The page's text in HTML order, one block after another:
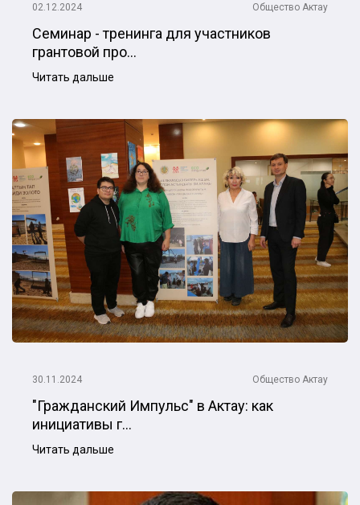
02.12.2024 Общество Актау
Cеминар - тренинга для участников
грантовой про...
Читать дальше
30.11.2024 Общество Актау
"Гражданский Импульс" в Актау: как
инициативы г...
Читать дальше